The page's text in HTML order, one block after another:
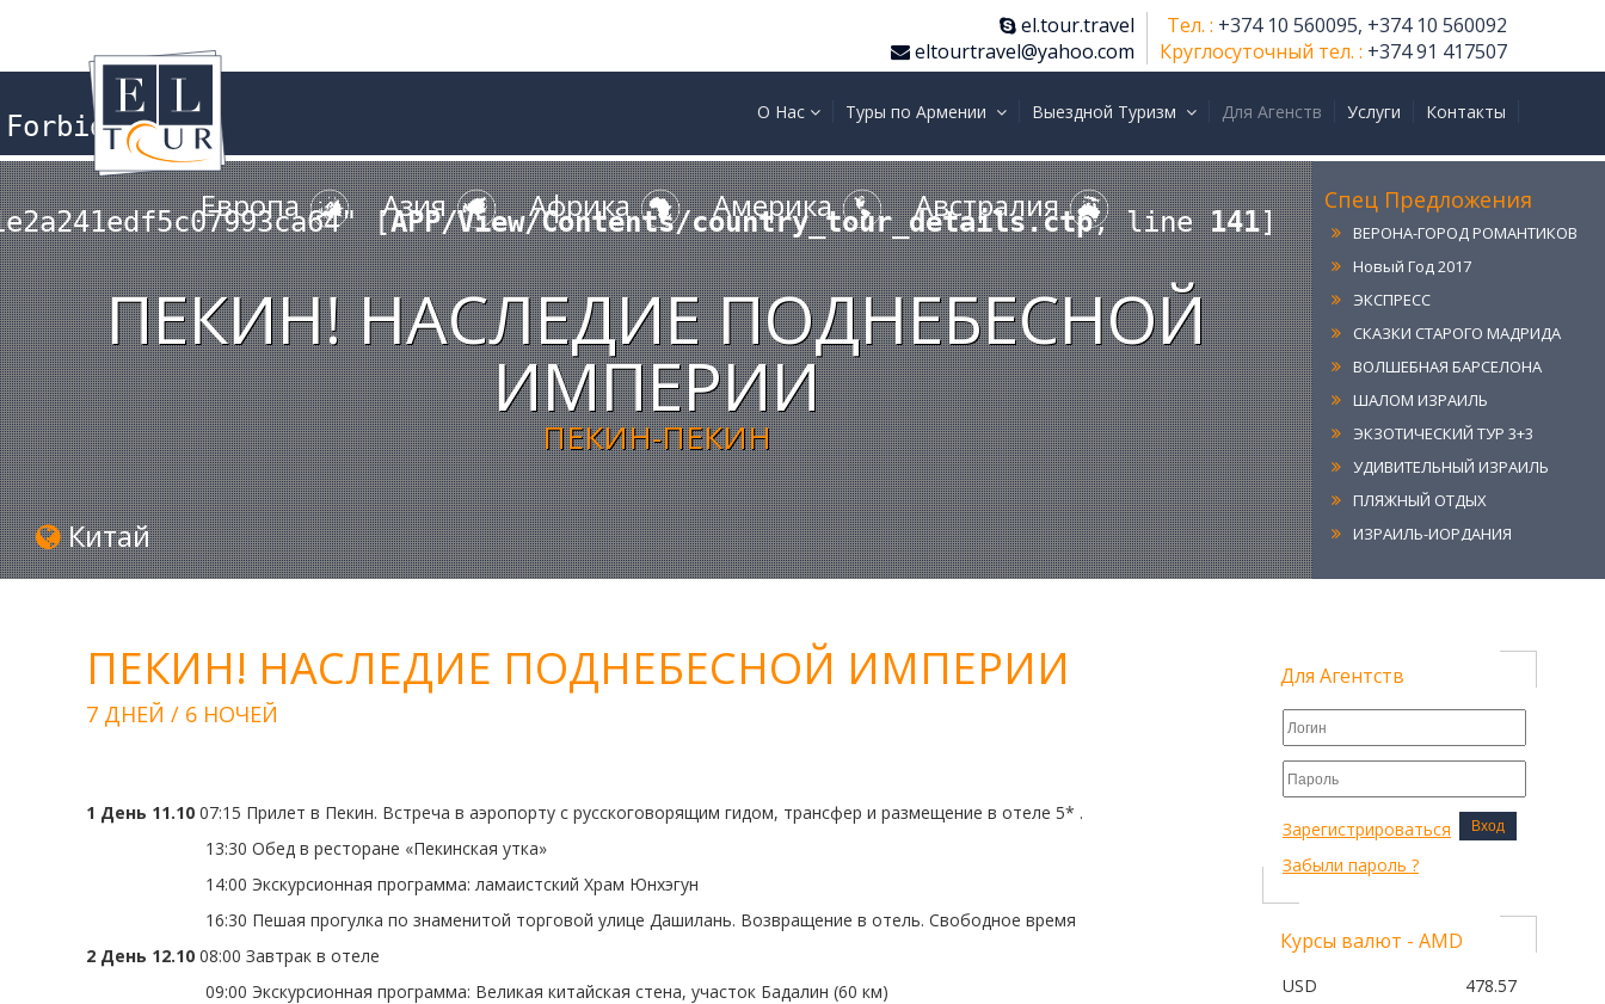
Тел. : +374 10 560095, +374 10 560092
Круглосуточный тел. : +374 91 417507
el.tour.travel
eltourtravel@yahoo.com
О Нас Туры по Армении Выездной Туризм Для Агенств Услуги Контакты
Спец Предложения
РИМ-ВЕНЕЦИЯ
ИТАЛИЯ-ГЕРМАНИЯ
ИТАЛИЯ-АВСТРИЯ
ИТАЛИЯ-ШВЕЙЦАРИЯ-
ВЕРОНА-ГОРОД РОМАНТИКОВ
Новый Год 2017
ЭКСПРЕСС
СКАЗКИ СТАРОГО МАДРИДА
ВОЛШЕБНАЯ БАРСЕЛОНА
ШАЛОМ ИЗРАИЛЬ
ЭКЗОТИЧЕСКИЙ ТУР 3+3
УДИВИТЕЛЬНЫЙ ИЗРАИЛЬ
ПЛЯЖНЫЙ ОТДЫХ
ИЗРАИЛЬ-ИОРДАНИЯ
ЭКЗОТИЧЕСКИЙ ТУР 2+4
ОТДЫХ + ЭКСКУРСИИ
РОМАНТИЧЕСКАЯ ПРАГА
3 СТОЛИЦЫ
ПРАГА ЛАЙТ
ФРАНЦУЗСКАЯ КЛАССИКА
ФРАНЦИЯ - ШВЕЙЦАРИЯ
ФРАНЦИЯ - БЕЛЬГИЯ -
ПОРТУГАЛИЯ: ДВЕ СТОЛИЦЫ
ПОРТУГАЛИЯ: ДВЕ СТОЛИЦЫ
ПЕКИН! НАСЛЕДИЕ ПОДНЕБЕСНОЙ
ПЕКИН! НАСЛЕДИЕ ПОДНЕБЕСНОЙ
ИМПЕРИИ
ПЕКИН-ПЕКИН
Европа Азия Африка Америка Австралия
[APP/View/Contents/country_tour_details.ctp, line 141]
Китай
ПЕКИН! НАСЛЕДИЕ ПОДНЕБЕСНОЙ ИМПЕРИИ
7 ДНЕЙ / 6 НОЧЕЙ
1 День 11.10 07:15 Прилет в Пекин. Встреча в аэропорту с русскоговорящим гидом, трансфер и размещение в отеле 5* .
13:30 Обед в ресторане «Пекинская утка»
14:00 Экскурсионная программа: ламаистский Храм Юнхэгун
16:30 Пешая прогулка по знаменитой торговой улице Дашилань. Возвращение в отель. Свободное время
2 День 12.10 08:00 Завтрак в отеле
09:00 Экскурсионная программа: Великая китайская стена, участок Бадалин (60 км)
Для Агентств
Вход
Зарегистрироваться
Забыли пароль ?
Курсы валют - AMD
USD
478.57